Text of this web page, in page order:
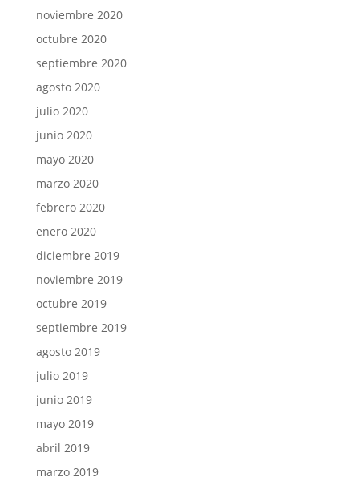
noviembre 2020
octubre 2020
septiembre 2020
agosto 2020
julio 2020
junio 2020
mayo 2020
marzo 2020
febrero 2020
enero 2020
diciembre 2019
noviembre 2019
octubre 2019
septiembre 2019
agosto 2019
julio 2019
junio 2019
mayo 2019
abril 2019
marzo 2019